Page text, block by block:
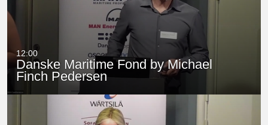
12:00
Danske Maritime Fond by Michael
Finch Pedersen